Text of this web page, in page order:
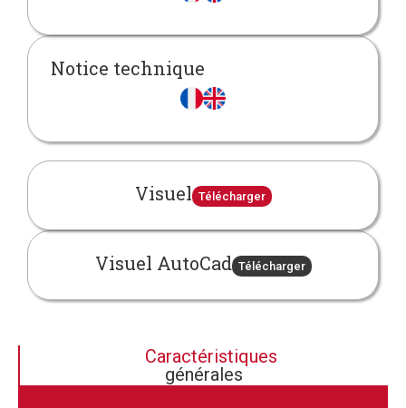
Notice technique
Visuel Télécharger
Visuel AutoCad Télécharger
Caractéristiques
générales